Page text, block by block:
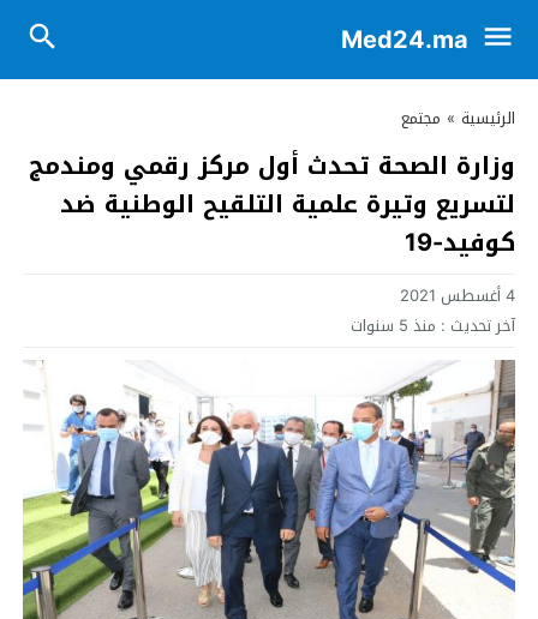
Med24.ma
الرئيسية » مجتمع
وزارة الصحة تحدث أول مركز رقمي ومندمج
لتسريع وتيرة علمية التلقيح الوطنية ضد
كوفيد-19
4 أغسطس 2021
آخر تحديث : منذ 5 سنوات